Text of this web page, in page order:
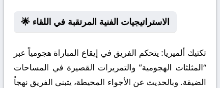
🌟 الاستراتيجيات الفنية المرتقبة في اللقاء
تكتيك ألميريا: يتحكم الفريق في إيقاع المباراة هجومياً عبر
“المثلثات الهجومية” والتمريرات القصيرة في المساحات
الضيقة. وبالحديث عن الأجواء المحيطة، يتبنى الفريق نهجاً